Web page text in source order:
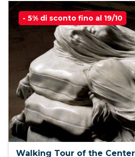
- 5% di sconto fino al 19/10
Walking Tour of the